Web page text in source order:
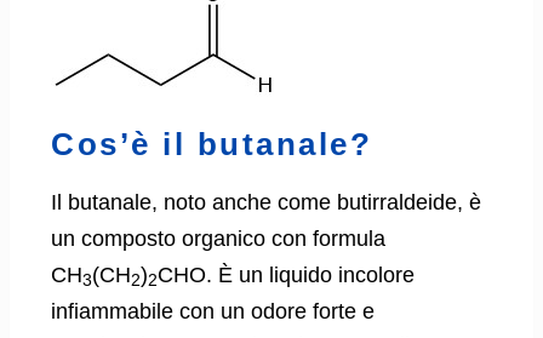
Cos’è il butanale?
Il butanale, noto anche come butirraldeide, è
un composto organico con formula
CH3(CH2)2CHO. È un liquido incolore
infiammabile con un odore forte e